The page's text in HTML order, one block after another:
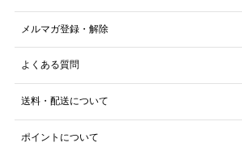
メルマガ登録・解除
よくある質問
送料・配送について
ポイントについて